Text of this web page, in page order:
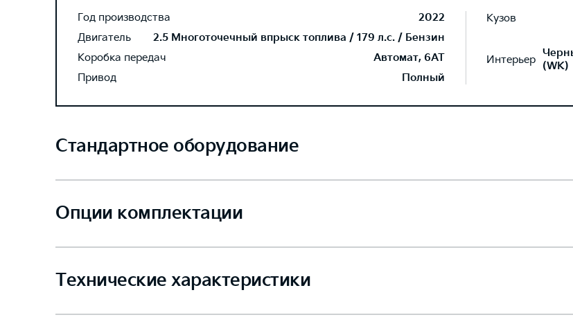
Год производства
2022
Двигатель
2.5 Многоточечный впрыск топлива / 179 л.с. / Бензин
Коробка передач
Автомат, 6AT
Привод
Полный
Кузов
Интерьер (WK)
Стандартное оборудование
Опции комплектации
Технические характеристики